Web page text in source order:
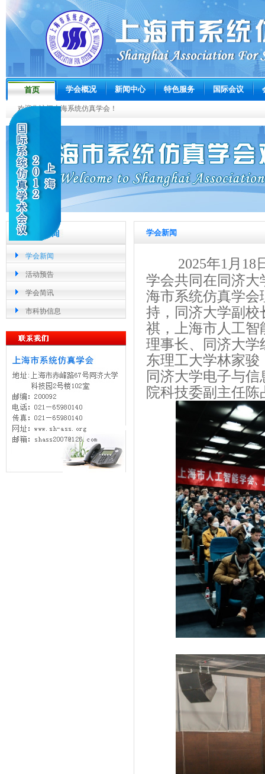
首页
欢迎您访问上海系统仿真学会！
学会概况 新闻中心 特色服务 国际会议
学会新闻
活动预告
学会简讯
市科协信息
学会新闻
2025年1 月 18
学会共同在同济
海市系统仿真学
持，同济大学副
祺，上海市人工
理事长、同济大
东理工大学林家
同济大学电子与
院科技委副主任